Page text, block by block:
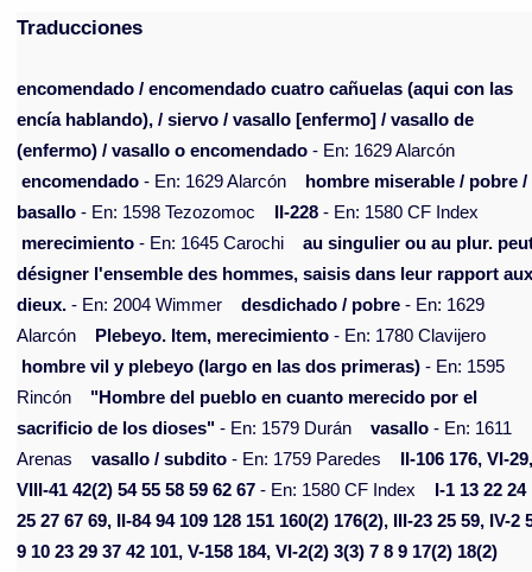
Traducciones
encomendado / encomendado cuatro cañuelas (aqui con las
encía hablando), / siervo / vasallo [enfermo] / vasallo de
(enfermo) / vasallo o encomendado - En: 1629 Alarcón
encomendado - En: 1629 Alarcón
hombre miserable / pobre /
basallo - En: 1598 Tezozomoc II-228 - En: 1580 CF Index
merecimiento - En: 1645 Carochi
au singulier ou au plur.
désigner l'ensemble des hommes, saisis dans leur rapport
dieux. - En: 2004 Wimmer desdichado / pobre - En: 1629
Alarcón
Plebeyo. Item, merecimiento - En: 1780 Clavijero
hombre vil y plebeyo (largo en las dos primeras) - En: 1595
Rincón
"Hombre del pueblo en cuanto merecido por el
sacrificio de los dioses" - En: 1579 Durán vasallo - En: 1611
Arenas
vasallo / subdito - En: 1759 Paredes
II-106 176, VI-
VIII-41 42(2) 54 55 58 59 62 67 - En: 1580 CF Index
I-1 13 22 24
25 27 67 69, II-84 94 109 128 151 160(2) 176(2), III-23 25 59, IV-2
9 10 23 29 37 42 101, V-158 184, VI-2(2) 3(3) 7 8 9 17(2) 18(2)